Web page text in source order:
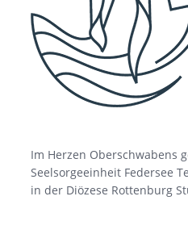
Im Herzen Oberschwabens
Seelsorgeeinheit Federsee
in der Diözese Rottenburg